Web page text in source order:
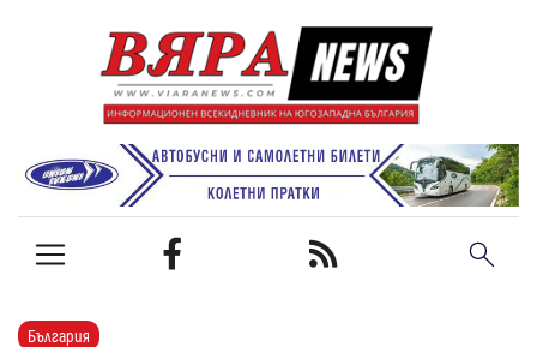
България